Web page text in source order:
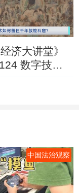
济大讲堂》
数字技术
中国法治观察